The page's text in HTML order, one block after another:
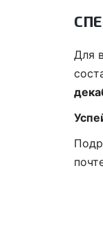
Для